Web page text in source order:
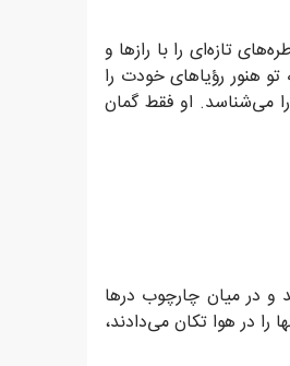
تازه‌ای را با رازها و
هنور رؤیاهای خودت را
می‌شناسد. او فقط گمان
و در میان چارچوب درها
در هوا تکان می‌دادند،